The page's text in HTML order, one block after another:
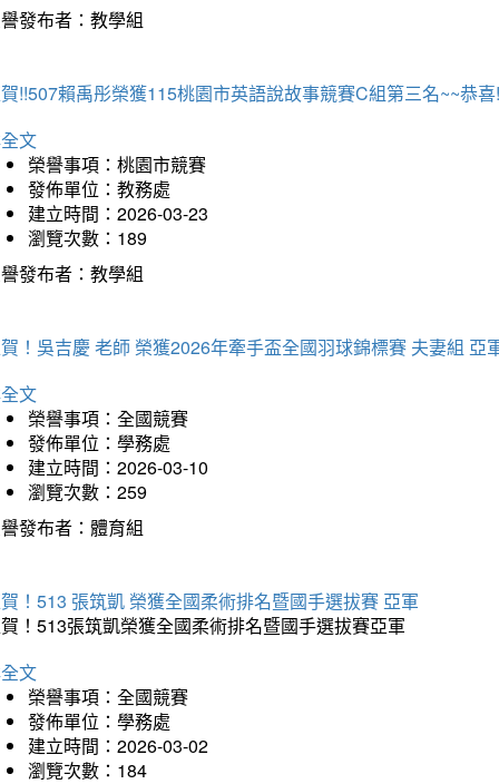
發布者：教學組
!!507賴禹彤榮獲115桃園市英語說故事競賽C組第三名~~恭喜
文
榮譽事項：桃園市競賽
發佈單位：教務處
建立時間：2026-03-23
瀏覽次數：189
發布者：教學組
！吳吉慶 老師 榮獲2026年牽手盃全國羽球錦標賽 夫妻組 亞
文
榮譽事項：全國競賽
發佈單位：學務處
建立時間：2026-03-10
瀏覽次數：259
發布者：體育組
！513 張筑凱 榮獲全國柔術排名暨國手選拔賽 亞軍
！513張筑凱榮獲全國柔術排名暨國手選拔賽亞軍
文
榮譽事項：全國競賽
發佈單位：學務處
建立時間：2026-03-02
瀏覽次數：184